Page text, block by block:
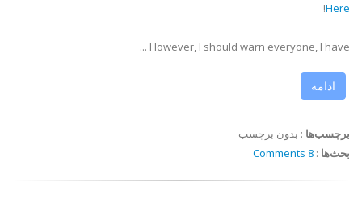
Here
!
However, I should warn everyone, I have ...
ادامه
برچسب‌ها : بدون برچسب
بحث‌ها :
8 Comments